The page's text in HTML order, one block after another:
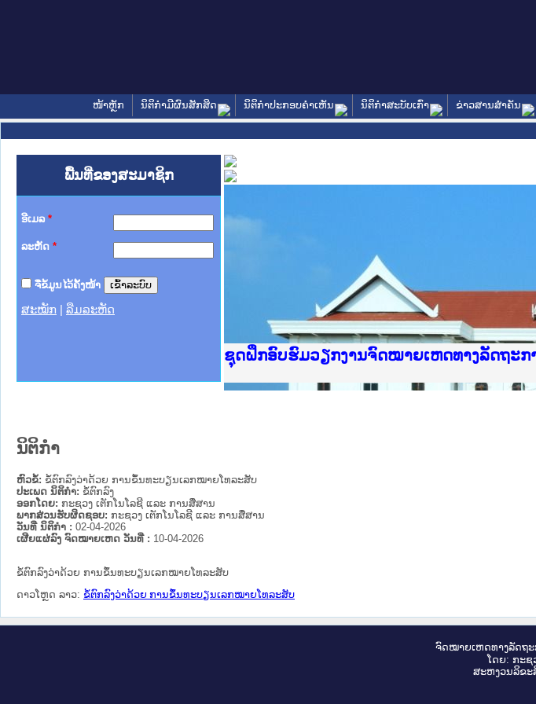
ໜ້າຫຼັກ ນິຕິກໍາມີຜົນສັກສິດ ນິຕິກໍາປະກອບຄໍາເຫັນ ນິຕິກໍາສະບັບເກົ່າ ຂ່າວສານສໍາຄັນ
ພື້ນທີ່ຂອງສະມາຊິກ
ອີເມລ *
ລະຫັດ *
ຈື່ຂໍ້ມູນໄວ້ຄັ້ງໜ້າ
ສະໝັກ ລືມລະຫັດ
Ministry of Justice Lao PDR
ເຜີຍແຜ່ວັບໄຊຈົດໝາຍເຫດທາງລັດຖະການ ແລ
ກະຊວງຍຸຕິທຳ
ຊຸດຝຶກອົບຮົມວຽກງານຈົດໝາຍເຫດທາງລັດຖະ
ກອງປະຊຸມທົບທວນຄືນການຈັດຕັ້ງປະຕິບັດວຽກງ
ຝຶກອົບຮົມ ຜູ່ປະສານງານວຽກງານຈົດໝາຍເຫດ
ຝຶກອົບຮົມ ຜູ່ປະສານງານວຽກງານຈົດໝາຍເຫດ
ເຜີຍແຜ່ແອັບກົດໝາຍລາວ ແລະ ເວັບໄຊຈົດໝາ
ເຜີຍແຜ່ແອັບກົດໝາຍລາວ ແລະ ເວັບໄຊຈົດໝາ
ຍົກລະດັບວຽກງານຈົດໝາຍເຫດທາງລັດຖະການ
ຊຸດຝຶກອົບຮົມວຽກງານຈົດໝາຍເຫດທາງລັດຖະ
ນິຕິກໍາ
ຫົວຂໍ້: ຂໍ້ຕົກລົງວ່າດ້ວຍ ການຂຶ້ນທະບຽນເລກໝາຍໂທລະສັບ
ປະເພດ ນິຕິກໍາ: ຂໍ້ຕົກລົງ
ອອກໂດຍ: ກະຊວງ ເຕັກໂນໂລຊີ ແລະ ການສື່ສານ
ພາກສ່ວນຮັບຜິດຊອບ: ກະຊວງ ເຕັກໂນໂລຊີ ແລະ ການສື່ສານ
ວັນທີ່ ນິຕິກໍາ : 02-04-2026
ເຜີຍແຜ່ລົງ ຈົດໝາຍເຫດ ວັນທີ່ : 10-04-2026
ຂໍ້ຕົກລົງວ່າດ້ວຍ ການຂຶ້ນທະບຽນເລກໝາຍໂທລະສັບ
ດາວໂຫຼດ ລາວ: ຂໍ້ຕົກລົງວ່າດ້ວຍ ການຂຶ້ນທະບຽນເລກໝາຍໂທລະສັບ
ຈົດ​ໝາຍ​ເຫດ​ທາງ​ລັດ​ຖ
ໂດຍ: ກະ​ຊ
ສະ​ຫງວນ​ລິ​ຂະ​